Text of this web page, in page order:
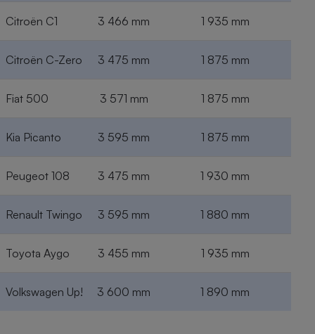
Citroën C1 3 466 mm 1 935 mm
Citroën C-Zero 3 475 mm 1 875 mm
Fiat 500 3 571 mm 1 875 mm
Kia Picanto 3 595 mm 1 875 mm
Peugeot 108 3 475 mm 1 930 mm
Renault Twingo 3 595 mm 1 880 mm
Toyota Aygo 3 455 mm 1 935 mm
Volkswagen Up! 3 600 mm 1 890 mm